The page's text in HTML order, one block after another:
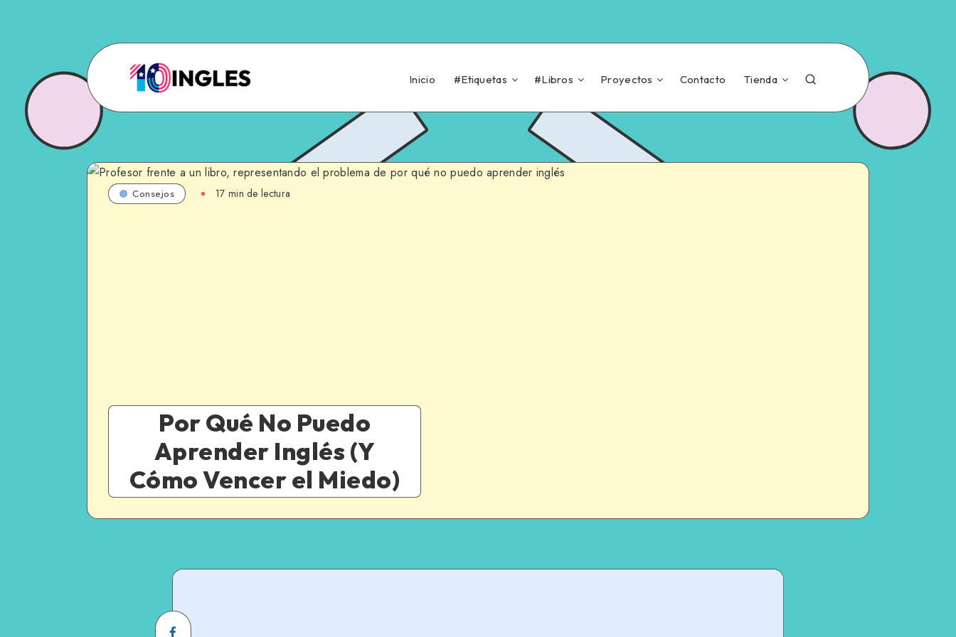
Inicio #Etiquetas #Libros Proyectos Contacto Tienda
Consejos 17 min de lectura
Por Qué No Puedo
Aprender Inglés (Y
Cómo Vencer el Miedo)
Share